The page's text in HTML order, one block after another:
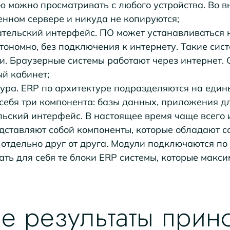
просматривать с любого устройства. Во
сервере и никуда не копируются;
интерфейс. ПО может
без подключения к интернету. Такие
Браузерные системы работают через
кабинет;
ERP по архитектуре подразделяются на
три компонента: базы данных, приложения
интерфейс. В настоящее время чаще
собой компоненты, которые обладают
друг от друга. Модули подключаются
для себя те блоки ERP системы, которые
результаты